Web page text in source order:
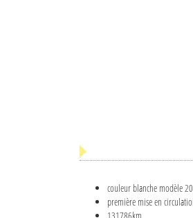
couleur blanche modèle
première mise en